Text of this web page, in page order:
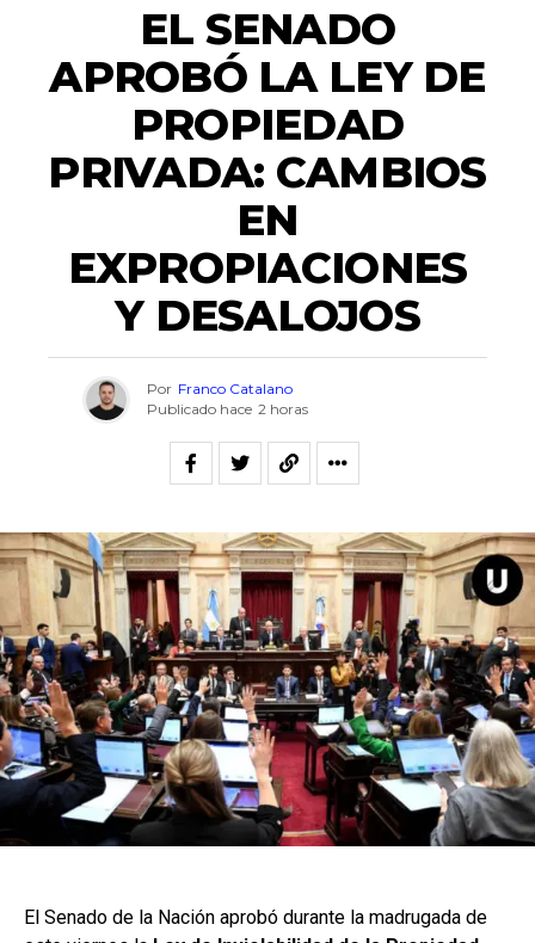
EL SENADO
APROBÓ LA LEY DE
PROPIEDAD
PRIVADA: CAMBIOS
EN
EXPROPIACIONES
Y DESALOJOS
Por Franco Catalano
Publicado hace 2 horas
El Senado de la Nación aprobó durante la madrugada de